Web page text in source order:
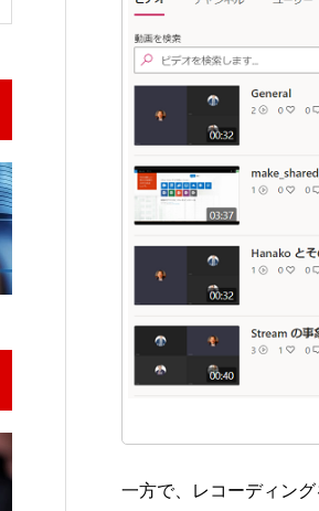
一方で、レコーディン